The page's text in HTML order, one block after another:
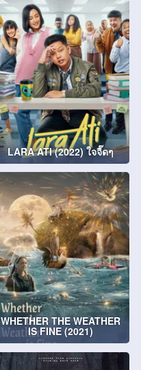
LARA ATI (2022) ใจจี๊ดๆ
WHETHER THE WEATHER
IS FINE (2021)